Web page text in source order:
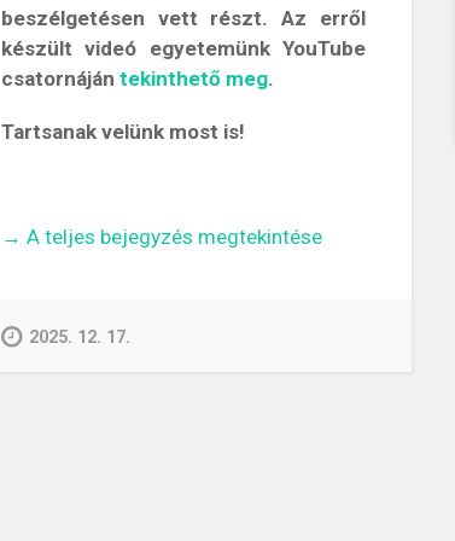
beszélgetésen vett részt. Az erről
készült videó egyetemünk YouTube
csatornájántekinthető meg.
Tartsanak velünk most is!
„Hosszú
a
→ A teljes bejegyzés megtekintése
2025. 12. 17.